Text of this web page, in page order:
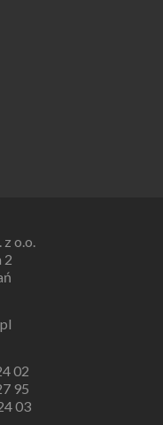
o.o.
2
02
95
03